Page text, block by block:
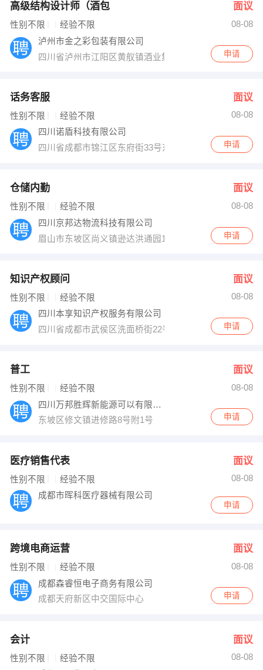
高级结构设计师（酒包 面议
性别不限 经验不限
08-08
泸州市金之彩包装有限公司
四川省泸州市江阳区黄舣镇酒业集中发展区南区申请
话务客服 面议
性别不限 经验不限
08-08
四川诺盾科技有限公司
四川省成都市锦江区东府街33号东府九座大厦25层（四
申请
仓储内勤 面议
性别不限 经验不限
08-08
四川京邦达物流科技有限公司
眉山市东坡区尚义镇逊达洪通园1号门
申请
知识产权顾问 面议
性别不限 经验不限
08-08
四川本享知识产权服务有限公司
四川省成都市武侯区洗面桥街22号城市阳光大厦申请
普工 面议
性别不限 经验不限
08-08
四川万邦胜辉新能源可以有限公司
东坡区修文镇进修路8号附1号
申请
医疗销售代表 面议
性别不限 经验不限
08-08
成都市晖科医疗器械有限公司
申请
跨境电商运营 面议
性别不限 经验不限
08-08
成都森睿恒电子商务有限公司
成都天府新区中交国际中心
申请
会计 面议
性别不限 经验不限
08-08